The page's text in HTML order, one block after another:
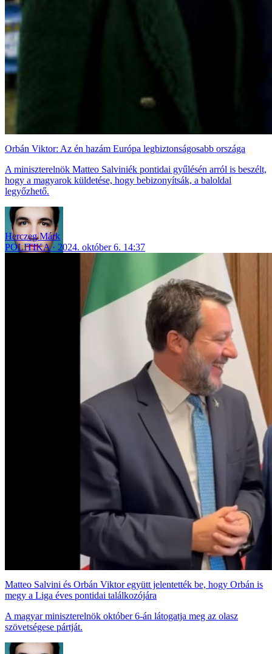
Orbán Viktor: Az én hazám Európa legbiztonságosabb országa
A miniszterelnök Matteo Salviniék pontidai gyűlésén arról is beszélt,
hogy a magyarok küldetése, hogy bebizonyítsák, a baloldal
legyőzhető.
Herczeg Márk
POLITIKA
2024. október 6. 14:37
Matteo Salvini és Orbán Viktor együtt jelentették be, hogy Orbán is
megy a Liga éves pontidai találkozójára
A magyar miniszterelnök október 6-án látogatja meg az olasz
szövetségese pártját.